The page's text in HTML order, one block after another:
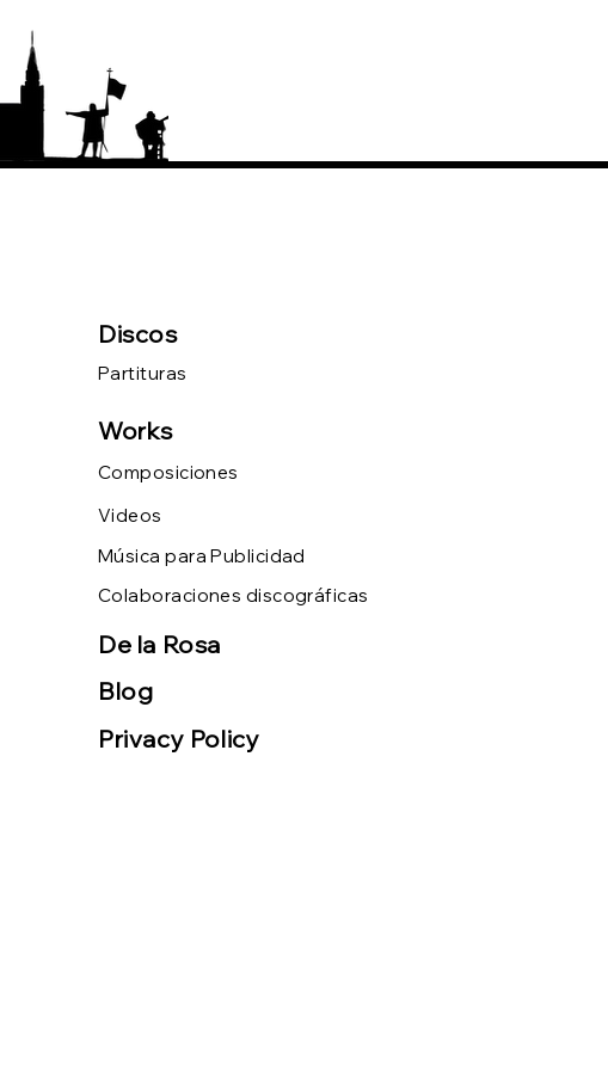
Discos
Partituras
Works
Composiciones
Videos
Música para Publicidad
Colaboraciones discográficas
De la Rosa
Blog
Privacy Policy